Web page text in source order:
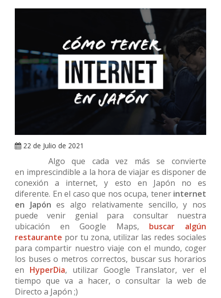
22 de Julio de 2021
Algo que cada vez más se convierte
en imprescindible a la hora de viajar es disponer de
conexión a internet, y esto en Japón no es
diferente. En el caso que nos ocupa, tener internet
en Japón es algo relativamente sencillo, y nos
puede venir genial para consultar nuestra
ubicación en Google Maps, buscar algún
restaurante por tu zona, utilizar las redes sociales
para compartir nuestro viaje con el mundo, coger
los buses o metros correctos, buscar sus horarios
en HyperDia, utilizar Google Translator, ver el
tiempo que va a hacer, o consultar la web de
Directo a Japón ;)
ARRAY